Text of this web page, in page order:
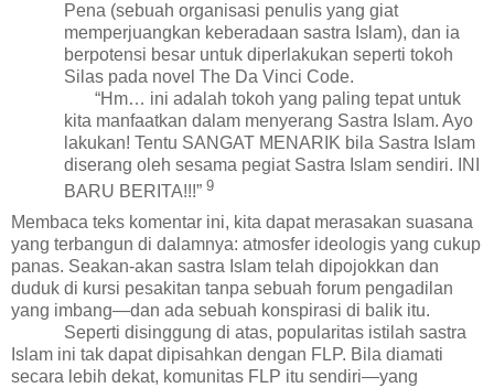
Pena (sebuah organisasi penulis yang giat
memperjuangkan keberadaan sastra Islam), dan ia
berpotensi besar untuk diperlakukan seperti tokoh
Silas pada novel The Da Vinci Code.
“Hm… ini adalah tokoh yang paling tepat untuk
kita manfaatkan dalam menyerang Sastra Islam. Ayo
lakukan! Tentu SANGAT MENARIK bila Sastra Islam
diserang oleh sesama pegiat Sastra Islam sendiri. INI
BARU BERITA!!!” 9
Membaca teks komentar ini, kita dapat merasakan suasana
yang terbangun di dalamnya: atmosfer ideologis yang cukup
panas. Seakan-akan sastra Islam telah dipojokkan dan
duduk di kursi pesakitan tanpa sebuah forum pengadilan
yang imbang—dan ada sebuah konspirasi di balik itu.
Seperti disinggung di atas, popularitas istilah sastra
Islam ini tak dapat dipisahkan dengan FLP. Bila diamati
secara lebih dekat, komunitas FLP itu sendiri—yang